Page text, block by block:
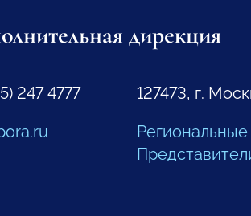
дирекция
247 4777
127473, г.